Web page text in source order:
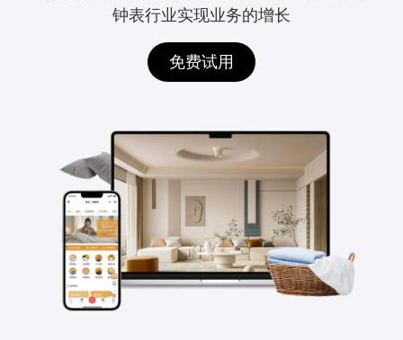
钟表行业实现业务的增长
免费试用